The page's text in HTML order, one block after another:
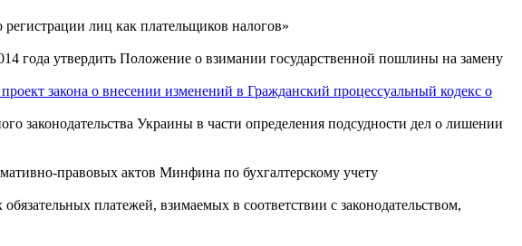
лиц как плательщиков налогов»
года утвердить Положение о взимании государственной пошлины на замену
закона о внесении изменений в Гражданский процессуальный кодекс о
законодательства Украины в части определения подсудности дел о лишении
правовых актов Минфина по бухгалтерскому учету
платежей, взимаемых в соответствии с законодательством,